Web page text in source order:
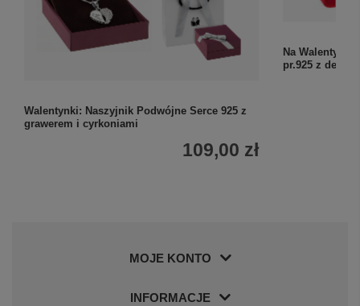
Walentynki: Naszyjnik Podwójne Serce 925 z
grawerem i cyrkoniami
109,00 zł
Na Walentynki
pr.925 z
MOJE KONTO
INFORMACJE